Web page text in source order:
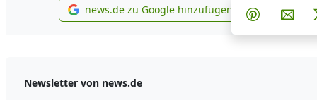
news.de zu Google hinzufügen
news.de zu Google hinzufügen Teilen
Teilen auf
Per
Newsletter von news.de